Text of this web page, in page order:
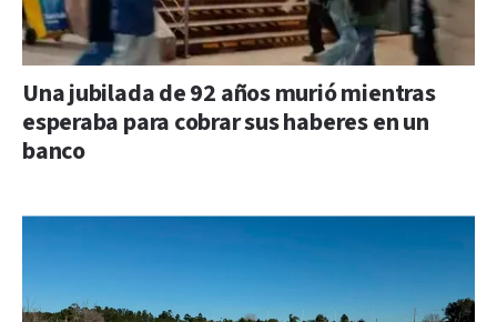
Una jubilada de 92 años murió mientras
esperaba para cobrar sus haberes en un
banco